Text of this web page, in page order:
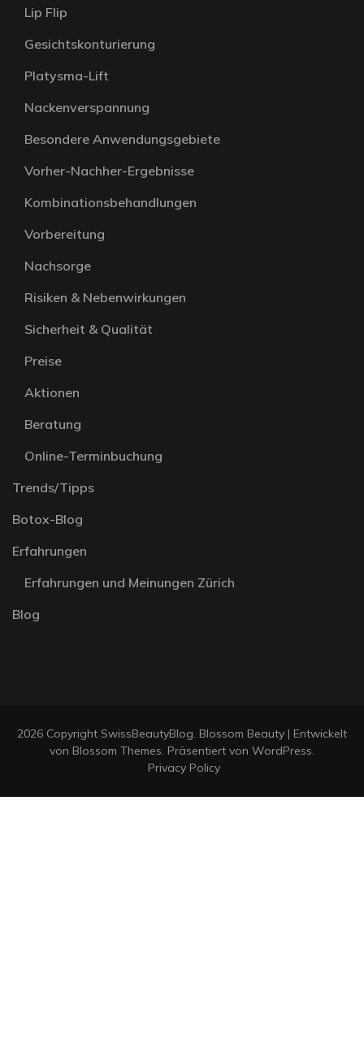
Lip Flip
Gesichtskonturierung
Platysma-Lift
Nackenverspannung
Besondere Anwendungsgebiete
Vorher-Nachher-Ergebnisse
Kombinationsbehandlungen
Vorbereitung
Nachsorge
Risiken & Nebenwirkungen
Sicherheit & Qualität
Preise
Aktionen
Beratung
Online-Terminbuchung
Trends/Tipps
Botox-Blog
Erfahrungen
Erfahrungen und Meinungen Zürich
Blog
2026 Copyright SwissBeautyBlog. Blossom Beauty | Entwickelt
von Blossom Themes. Präsentiert von WordPress.
Privacy Policy